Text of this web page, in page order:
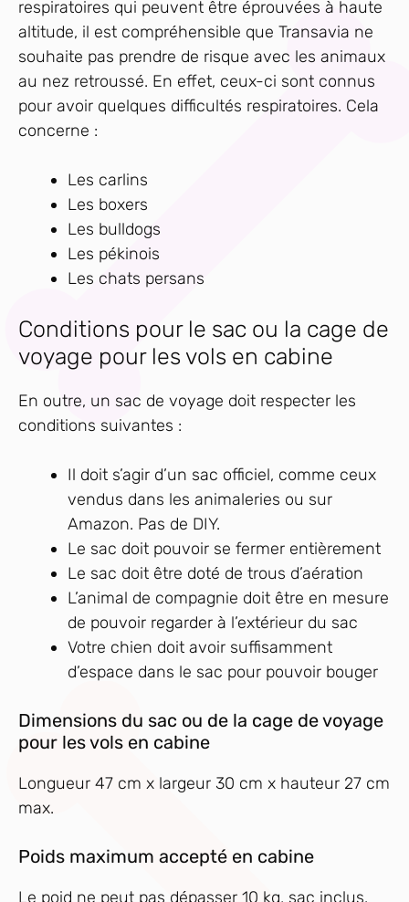
respiratoires qui peuvent être éprouvées à haute
altitude, il est compréhensible que Transavia ne
souhaite pas prendre de risque avec les animaux
au nez retroussé. En effet, ceux-ci sont connus
pour avoir quelques difficultés respiratoires. Cela
concerne :
Les carlins
Les boxers
Les bulldogs
Les pékinois
Les chats persans
Conditions pour le sac ou la cage de
voyage pour les vols en cabine
En outre, un sac de voyage doit respecter les
conditions suivantes :
Il doit s’agir d’un sac officiel, comme ceux
vendus dans les animaleries ou sur
Amazon. Pas de DIY.
Le sac doit pouvoir se fermer entièrement
Le sac doit être doté de trous d’aération
L’animal de compagnie doit être en mesure
de pouvoir regarder à l’extérieur du sac
Votre chien doit avoir suffisamment
d’espace dans le sac pour pouvoir bouger
Dimensions du sac ou de la cage de voyage
pour les vols en cabine
Longueur 47 cm x largeur 30 cm x hauteur 27 cm
max.
Poids maximum accepté en cabine
Le poid ne peut pas dépasser 10 kg, sac inclus.